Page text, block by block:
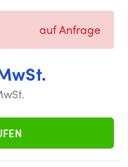
auf Anfrage